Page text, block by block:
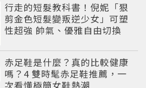
行走的短髮教科書！倪妮「狠
剪金色短髮變叛逆少女」可塑
性超強 帥氣、優雅自由切換
赤足鞋是什麼？真的比較健康
嗎？4 雙時髦赤足鞋推薦，一
次看懂極簡女鞋熱潮